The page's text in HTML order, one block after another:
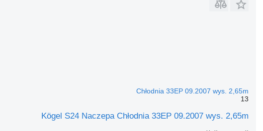
Chłodnia 33EP 09.2007 wys. 2,65m
13
Kögel S24 Naczepa Chłodnia 33EP 09.2007 wys. 2,65m